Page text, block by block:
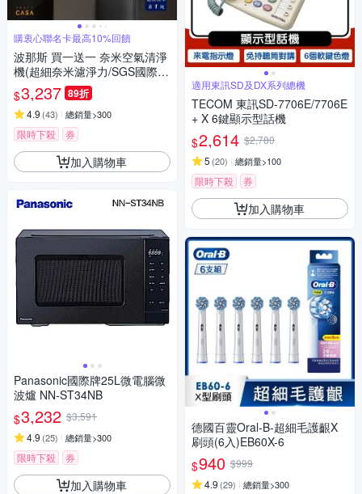
購衷心聯名卡最高10%回饋
波那斯 買一送一 奈米空氣清淨
機(超細奈米濾淨力/SGS國際認
證/適用8坪/Ultra S7)
$3,237 89折
4.9 (43) 總銷量>300
限時下殺 券
加入購物車
Panasonic國際牌25L微電腦微
波爐 NN-ST34NB
$3,232 $3,591
4.9 (25) 總銷量>300
限時下殺 券
加入購物車
適用東訊SD及DX系列總機
TECOM 東訊SD-7706E/7706E
+ X 6鍵顯示型話機
$2,614 $2,780
5 (20) 總銷量>100
限時下殺 券
加入購物車
德國百靈Oral-B-超細毛護齦X
刷頭(6入)EB60X-6
$940 $999
4.9 (29) 總銷量>300